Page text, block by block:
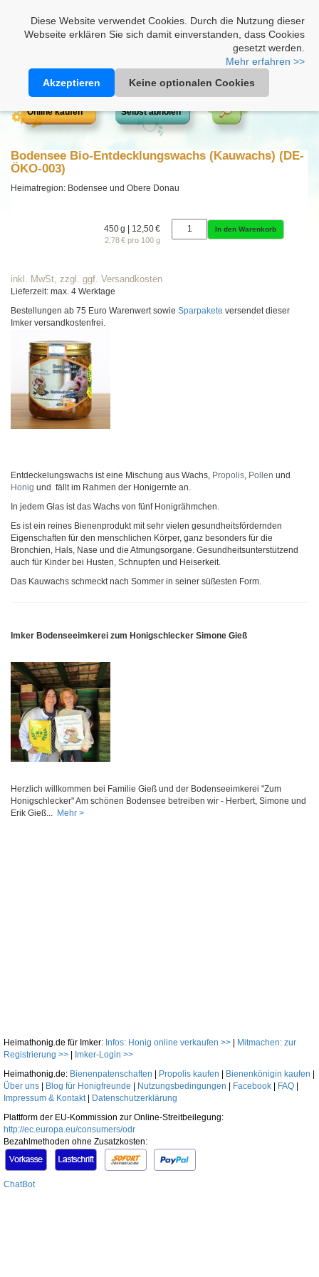
Diese Website verwendet Cookies. Durch die Nutzung dieser
Webseite erklären Sie sich damit einverstanden, dass Cookies
gesetzt werden.
Mehr erfahren >>
Akzeptieren
Keine optionalen Cookies
Online kaufen Selbst abholen
Bodensee Bio-Entdecklungswachs (Kauwachs) (DE-
ÖKO-003)
Heimatregion: Bodensee und Obere Donau
450 g | 12,50 €
2,78 € pro 100 g
In den Warenkorb
inkl. MwSt, zzgl. ggf. Versandkosten
Lieferzeit: max. 4 Werktage
Bestellungen ab 75 Euro Warenwert sowie Sparpakete versendet dieser
Imker versandkostenfrei.
Entdeckelungswachs ist eine Mischung aus Wachs, Propolis, Pollen und
Honig und fällt im Rahmen der Honigernte an.
In jedem Glas ist das Wachs von fünf Honigrähmchen.
Es ist ein reines Bienenprodukt mit sehr vielen gesundheitsfördernden
Eigenschaften für den menschlichen Körper, ganz besonders für die
Bronchien, Hals, Nase und die Atmungsorgane. Gesundheitsunterstützend
auch für Kinder bei Husten, Schnupfen und Heiserkeit.
Das Kauwachs schmeckt nach Sommer in seiner süßesten Form.
Imker Bodenseeimkerei zum Honigschlecker Simone Gieß
Herzlich willkommen bei Familie Gieß und der Bodenseeimkerei "Zum
Honigschlecker" Am schönen Bodensee betreiben wir - Herbert, Simone und
Erik Gieß... Mehr >
Heimathonig.de für Imker: Infos: Honig online verkaufen >>
Mitmachen: zur
Registrierung >>
Imker-Login >>
Heimathonig.de: Bienenpatenschaften Propolis kaufen Bienenkönigin kaufen
Über uns
Blog für Honigfreunde Nutzungsbedingungen Facebook FAQ
Impressum & Kontakt|
Datenschutzerklärung
Plattform der EU-Kommission zur Online-Streitbeilegung:
http://ec.europa.eu/consumers/odr
Bezahlmethoden ohne Zusatzkosten:
ChatBot